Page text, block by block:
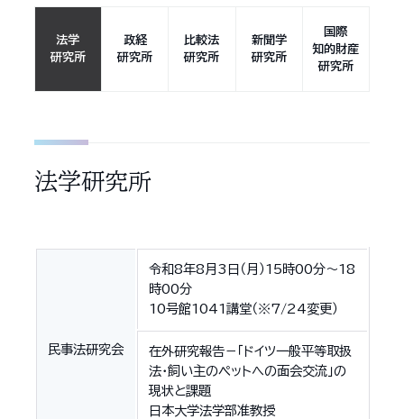
法学
研究所
政経
研究所
比較法
研究所
新聞学
研究所
国際
知的財産
研究所
法学研究所
民事法研究会
令和8年8月3日（月）15時00分〜18
時00分
10号館1041講堂（※7/24変更）
在外研究報告－「ドイツ一般平等取扱
法・飼い主のペットへの面会交流」の
現状と課題
日本大学法学部准教授